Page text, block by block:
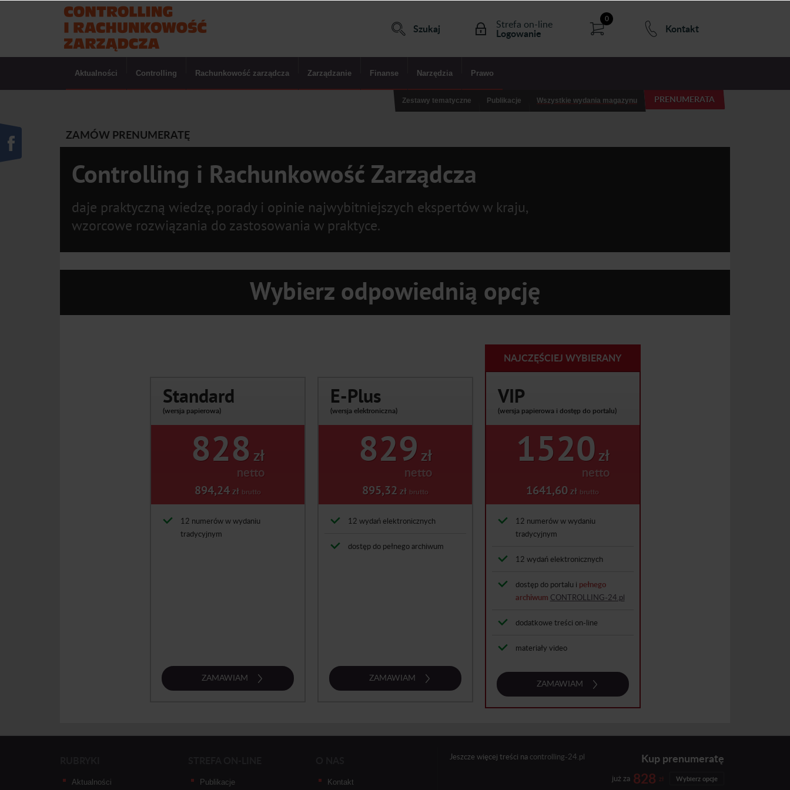
Szukaj Strefa on-line
Logowanie
0
Kontakt
Aktualności Controlling Rachunkowość zarządcza Zarządzanie Finanse Narzędzia Prawo
PRENUMERATA
Zestawy tematyczne Publikacje Wszystkie wydania magazynu
ZAMÓW PRENUMERATĘ
Controlling i Rachunkowość Zarządcza
daje praktyczną wiedzę, porady i opinie najwybitniejszych ekspertów w kraju,
wzorcowe rozwiązania do zastosowania w praktyce.
Wybierz odpowiednią opcję
Standard
(wersja papierowa)
828 zł
netto
894,24 zł brutto
12 numerów w wydaniu
tradycyjnym
ZAMAWIAM
E-Plus
(wersja elektroniczna)
829 zł
netto
895,32 zł brutto
12 wydań elektronicznych
dostęp do pełnego archiwum
ZAMAWIAM
VIP
(wersja papierowa i dostęp do portalu)
NAJCZĘŚCIEJ WYBIERANY
1520 zł
netto
1641,60zł brutto
12 numerów w wydaniu
tradycyjnym
12 wydań elektronicznych
dostęp do portalu i pełnego
archiwum CONTROLLING-24.pl
dodatkowe treści on-line
materiały video
ZAMAWIAM
Aktualności Publikacje Kontakt
Jeszcze więcej treści na controlling-24.pl Kup prenumeratę
już za 828 zł Wybierz opcje